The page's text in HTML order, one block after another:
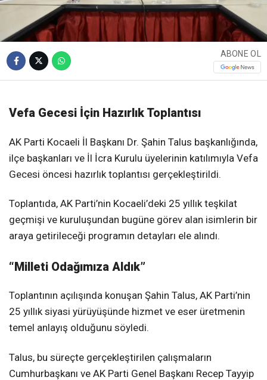
ABONE OL
Vefa Gecesi İçin Hazırlık Toplantısı
AK Parti Kocaeli İl Başkanı Dr. Şahin Talus başkanlığında,
ilçe başkanları ve İl İcra Kurulu üyelerinin katılımıyla Vefa
Gecesi öncesi hazırlık toplantısı gerçekleştirildi.
Toplantıda, AK Parti’nin Kocaeli’deki 25 yıllık teşkilat
geçmişi ve kuruluşundan bugüne görev alan isimlerin bir
araya getirileceği programın detayları ele alındı.
“Milleti Odağımıza Aldık”
Toplantının açılışında konuşan Şahin Talus, AK Parti’nin
25 yıllık siyasi yürüyüşünde hizmet ve eser üretmenin
temel anlayış olduğunu söyledi.
Talus, bu süreçte gerçekleştirilen çalışmaların
Cumhurbaşkanı ve AK Parti Genel Başkanı Recep Tayyip